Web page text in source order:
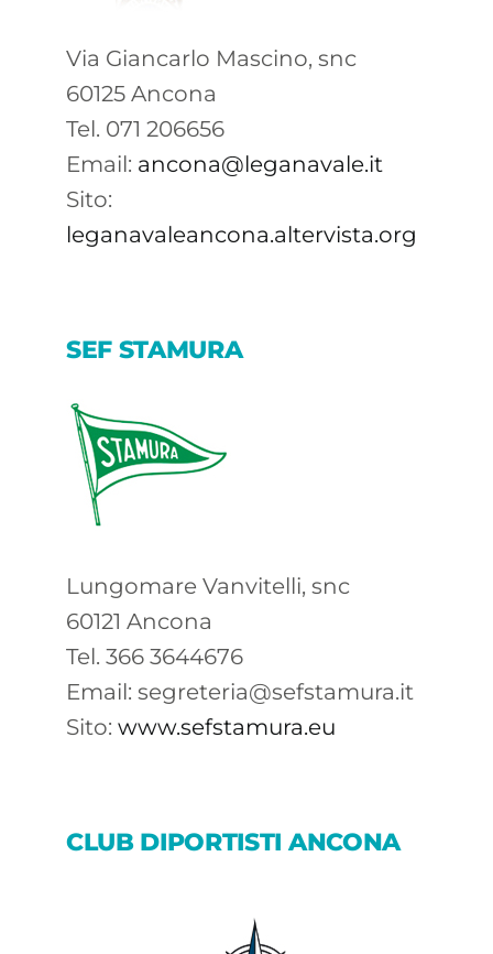
Via Giancarlo Mascino, snc
60125 Ancona
Tel. 071 206656
Email: ancona@leganavale.it
Sito:
leganavaleancona.altervista.org
SEF STAMURA
Lungomare Vanvitelli, snc
60121 Ancona
Tel. 366 3644676
Email: segreteria@sefstamura.it
Sito: www.sefstamura.eu
CLUB DIPORTISTI ANCONA